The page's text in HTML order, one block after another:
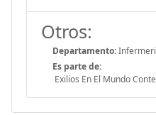
Otros:
Departamento:
Es parte de:
Exilios En El Mundo